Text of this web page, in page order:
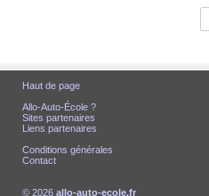
Haut de page
Allo-Auto-École ?
Sites partenaires
Liens partenaires
Conditions générales
Contact
© 2026 allo-auto-ecole.fr